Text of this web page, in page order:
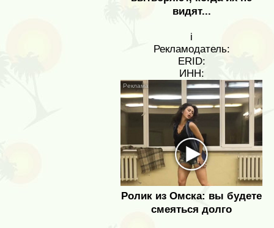
видят...
i
Рекламодатель:
ERID:
ИНН:
Ролик из Омска: вы будете
смеяться долго